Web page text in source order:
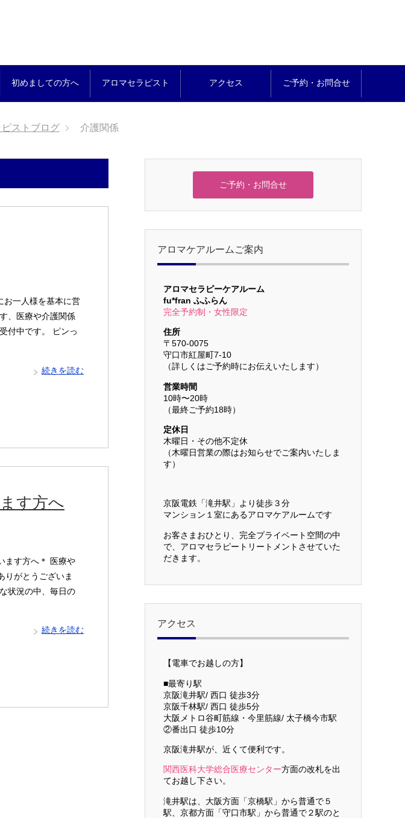
初めましての方へ アロマセラピスト アクセス ご予約・お問合せ
ストブログ 介護関係
お一人様を基本に営
、医療や介護関係
付中です。 ピンっ
続きを読む
す方へ
ます方へ＊ 医療や
りがとうございま
状況の中、毎日の
続きを読む
ご予約・お問合せ
アロマケアルームご案内
アロマセラピーケアルーム
fu*fran ふふらん
完全予約制・女性限定
住所
〒570-0075
守口市紅屋町7-10
（詳しくはご予約時にお伝えいたします）
営業時間
10時〜20時
（最終ご予約18時）
定休日
木曜日・その他不定休
（木曜日営業の際はお知らせでご案内いたしま
す）
京阪電鉄「滝井駅」より徒歩３分
マンション１室にあるアロマケアルームです
お客さまおひとり、完全プライベート空間の中
で、アロマセラピートリートメントさせていた
だきます。
アクセス
【電車でお越しの方】
■最寄り駅
京阪滝井駅/ 西口 徒歩3分
京阪千林駅/ 西口 徒歩5分
大阪メトロ谷町筋線・今里筋線/ 太子橋今市駅
②番出口 徒歩10分
京阪滝井駅が、近くて便利です。
関西医科大学総合医療センター方面の改札を出
てお越し下さい。
滝井駅は、大阪方面「京橋駅」から普通で５
駅、京都方面「守口市駅」から普通で２駅のと